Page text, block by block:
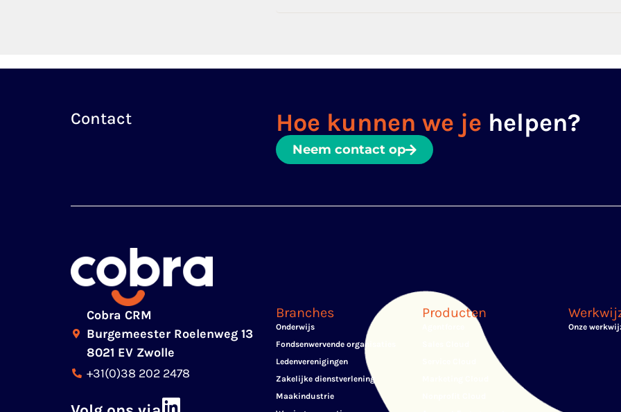
Contact Hoe kunnen we je helpen?
Neem contact op
Cobra CRM
Burgemeester Roelenweg 13
8021 EV Zwolle
+31(0)38 202 2478
Branches
Onderwijs
Fondsenwervende organisaties
Ledenverenigingen
Zakelijke dienstverlening
Maakindustrie
Producten
Onze